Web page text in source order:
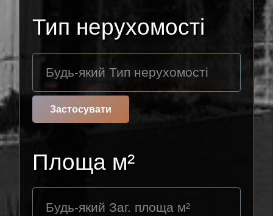
Тип нерухомості
Застосувати
Площа м²